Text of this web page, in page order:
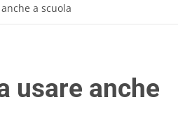
a scuola
usare anche